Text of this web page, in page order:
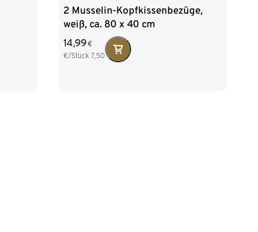
2 Musselin-Kopfkissenbezüge,
weiß, ca. 80 x 40 cm
14,99€
€/Stück7,50